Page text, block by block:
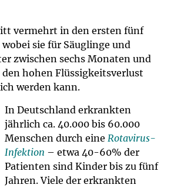
vermehrt in den ersten fünf
sie für Säuglinge und
zwischen sechs Monaten und
den hohen Flüssigkeitsverlust
werden kann.
In Deutschland erkrankten
jährlich ca. 40.000 bis 60.000
Menschen durch eine Rotavirus-
Infektion – etwa 40-60% der
Patienten sind Kinder bis zu fünf
Jahren. Viele der erkrankten